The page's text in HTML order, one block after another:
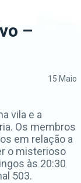
–
15 Maio
vila e a
Os membros
em relação a
o misterioso
às 20:30
503.